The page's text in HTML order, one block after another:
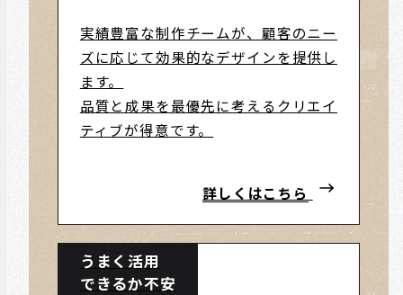
実績豊富な制作チームが、顧客のニー
ズに応じて効果的なデザインを提供し
ます。
品質と成果を最優先に考えるクリエイ
ティブが得意です。
詳しくはこちら
うまく活用
できるか不安